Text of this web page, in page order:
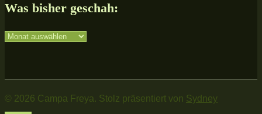
Was bisher geschah:
Was
© 2026 Campa Freya. Stolz präsentiert von Sydney